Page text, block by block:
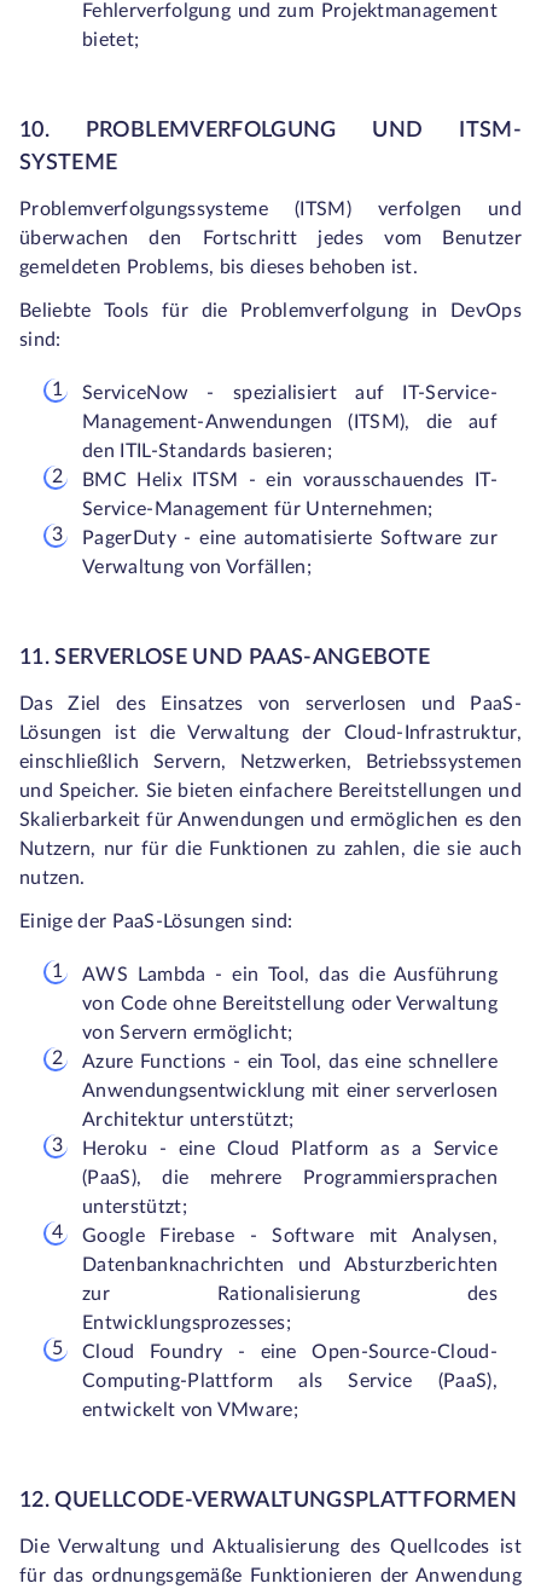
Fehlerverfolgung und zum Projektmanagement
bietet;
10. PROBLEMVERFOLGUNG UND ITSM-
SYSTEME
Problemverfolgungssysteme (ITSM) verfolgen und
überwachen den Fortschritt jedes vom Benutzer
gemeldeten Problems, bis dieses behoben ist.
Beliebte Tools für die Problemverfolgung in DevOps
sind:
ServiceNow - spezialisiert auf IT-Service-
Management-Anwendungen (ITSM), die auf
den ITIL-Standards basieren;
BMC Helix ITSM - ein vorausschauendes IT-
Service-Management für Unternehmen;
PagerDuty - eine automatisierte Software zur
Verwaltung von Vorfällen;
11. SERVERLOSE UND PAAS-ANGEBOTE
Das Ziel des Einsatzes von serverlosen und PaaS-
Lösungen ist die Verwaltung der Cloud-Infrastruktur,
einschließlich Servern, Netzwerken, Betriebssystemen
und Speicher. Sie bieten einfachere Bereitstellungen und
Skalierbarkeit für Anwendungen und ermöglichen es den
Nutzern, nur für die Funktionen zu zahlen, die sie auch
nutzen.
Einige der PaaS-Lösungen sind:
AWS Lambda - ein Tool, das die Ausführung
von Code ohne Bereitstellung oder Verwaltung
von Servern ermöglicht;
Azure Functions - ein Tool, das eine schnellere
Anwendungsentwicklung mit einer serverlosen
Architektur unterstützt;
Heroku - eine Cloud Platform as a Service
(PaaS), die mehrere Programmiersprachen
unterstützt;
Google Firebase - Software mit Analysen,
Datenbanknachrichten und Absturzberichten
zur Rationalisierung des
Entwicklungsprozesses;
Cloud Foundry - eine Open-Source-Cloud-
Computing-Plattform als Service (PaaS),
entwickelt von VMware;
12. QUELLCODE-VERWALTUNGSPLATTFORMEN
Die Verwaltung und Aktualisierung des Quellcodes ist
für das ordnungsgemäße Funktionieren der Anwendung